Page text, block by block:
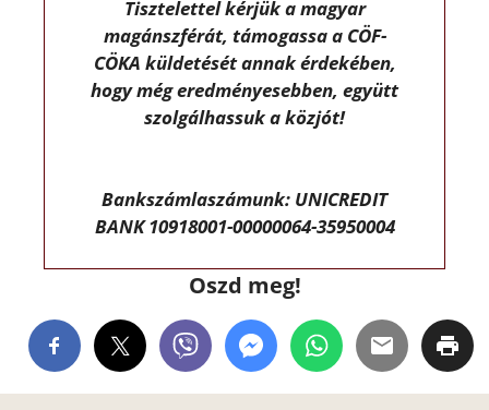
Tisztelettel kérjük a magyar
magánszférát, támogassa a CÖF-
CÖKA küldetését annak érdekében,
hogy még eredményesebben, együtt
szolgálhassuk a közjót!
Bankszámlaszámunk: UNICREDIT
BANK 10918001-00000064-35950004
Oszd meg!